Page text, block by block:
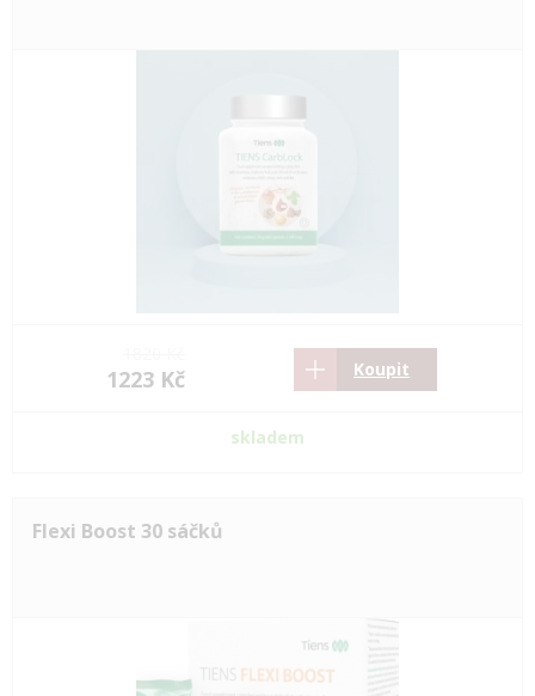
1223 Kč Koupit
skladem
Flexi Boost 30 sáčků